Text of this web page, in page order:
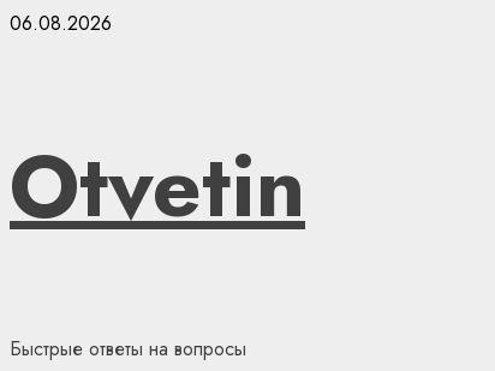
Skip
06.08.2026
Otvetin
Быстрые ответы на вопросы